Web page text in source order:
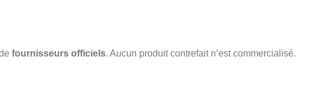
fournisseurs officiels. Aucun produit contrefait n’est commercialisé.